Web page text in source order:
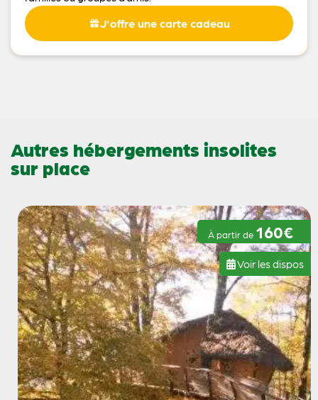
J'offre une carte cadeau
Autres hébergements insolites
sur place
À partir de 160€
Voir les dispos